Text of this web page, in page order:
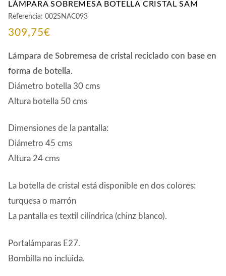
LÁMPARA SOBREMESA BOTELLA CRISTAL SAM
Referencia: 002SNAC093
309,75€
Lámpara de Sobremesa de cristal reciclado con base en
forma de botella.
Diámetro botella 30 cms
Altura botella 50 cms
Dimensiones de la pantalla:
Diámetro 45 cms
Altura 24 cms
La botella de cristal está disponible en dos colores:
turquesa o marrón
La pantalla es textil cilíndrica (chinz blanco).
Portalámparas E27.
Bombilla no incluida.